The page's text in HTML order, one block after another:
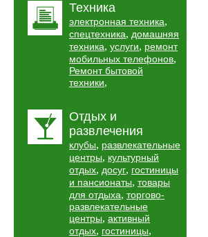
Техника
электронная техника,
спецтехника, домашняя
техника, услуги, ремонт
мобильных телефонов,
Ремонт бытовой
техники,
Отдых и
развлечения
клубы, развлекательные
центры, культурный
отдых, досуг, гостиницы
и пансионаты, товары
для отдыха, торгово-
развлекательные
центры, активный
отдых, гостиницы,